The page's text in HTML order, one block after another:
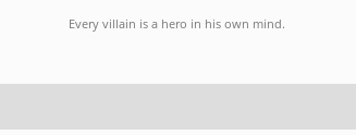
Every villain is a hero in his own mind.